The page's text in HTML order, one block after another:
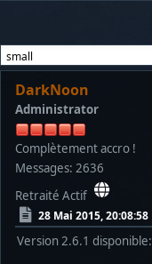
DarkNoon
Administrator
Complètement accro !
Messages: 2636
Retraité Actif
28 Mai 2015, 20:08:58
Version 2.6.1 disponible: